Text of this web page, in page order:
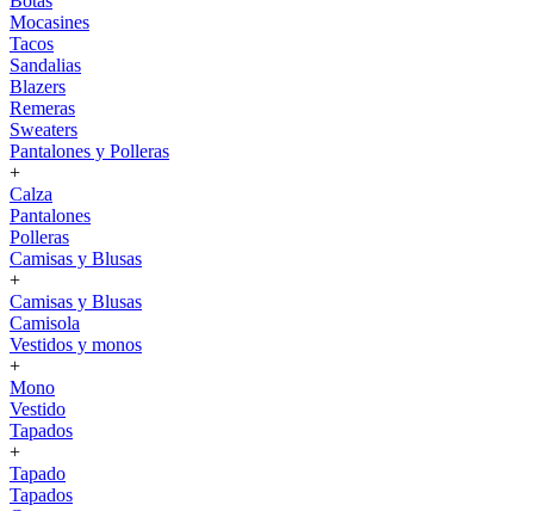
Mocasines
Tacos
Sandalias
Blazers
Remeras
Sweaters
Pantalones y Polleras
+
Calza
Pantalones
Polleras
Camisas y Blusas
+
Camisas y Blusas
Camisola
Vestidos y monos
+
Mono
Vestido
Tapados
+
Tapado
Tapados